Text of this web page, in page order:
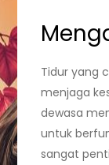
Tidur yang
menjaga
dewasa
untuk
sangat